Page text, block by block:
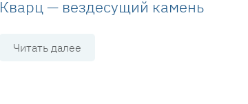
Кварц — вездесущий камень
Читать далее